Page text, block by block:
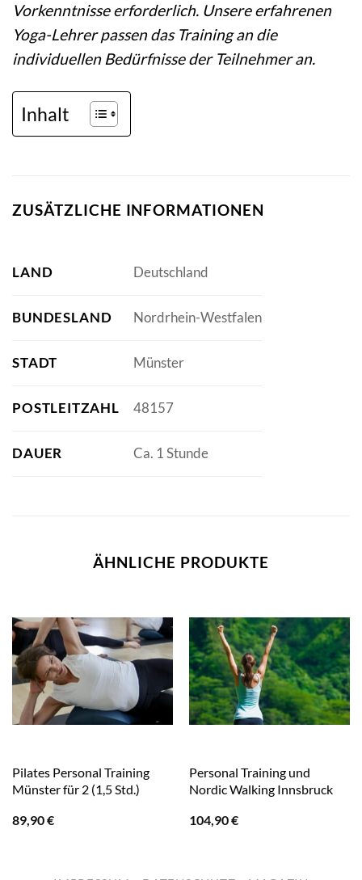
Vorkenntnisse erforderlich. Unsere erfahrenen
Yoga-Lehrer passen das Training an die
individuellen Bedürfnisse der Teilnehmer an.
Inhalt
ZUSÄTZLICHE INFORMATIONEN
LAND Deutschland
BUNDESLAND Nordrhein-Westfalen
STADT Münster
POSTLEITZAHL 48157
DAUER Ca. 1 Stunde
ÄHNLICHE PRODUKTE
Pilates Personal Training
Münster für 2 (1,5 Std.)
89,90€
Personal Training und
Nordic Walking Innsbruck
104,90€